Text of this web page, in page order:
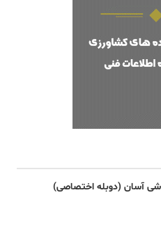
آسان (دوبله اختصاصی)